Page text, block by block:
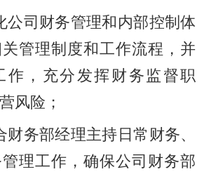
公司财务管理和内部控制体
管理制度和工作流程，并
作，充分发挥财务监督职
风险；
财务部经理主持日常财务、
理工作，确保公司财务部